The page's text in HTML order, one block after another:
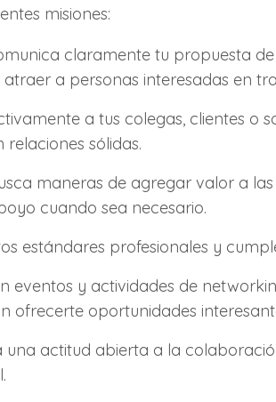
misiones:
claramente tu propuesta
a personas interesadas en
a tus colegas, clientes o
relaciones sólidas.
maneras de agregar valor a
cuando sea necesario.
estándares profesionales y
eventos y actividades de
ofrecerte oportunidades
una actitud abierta a la